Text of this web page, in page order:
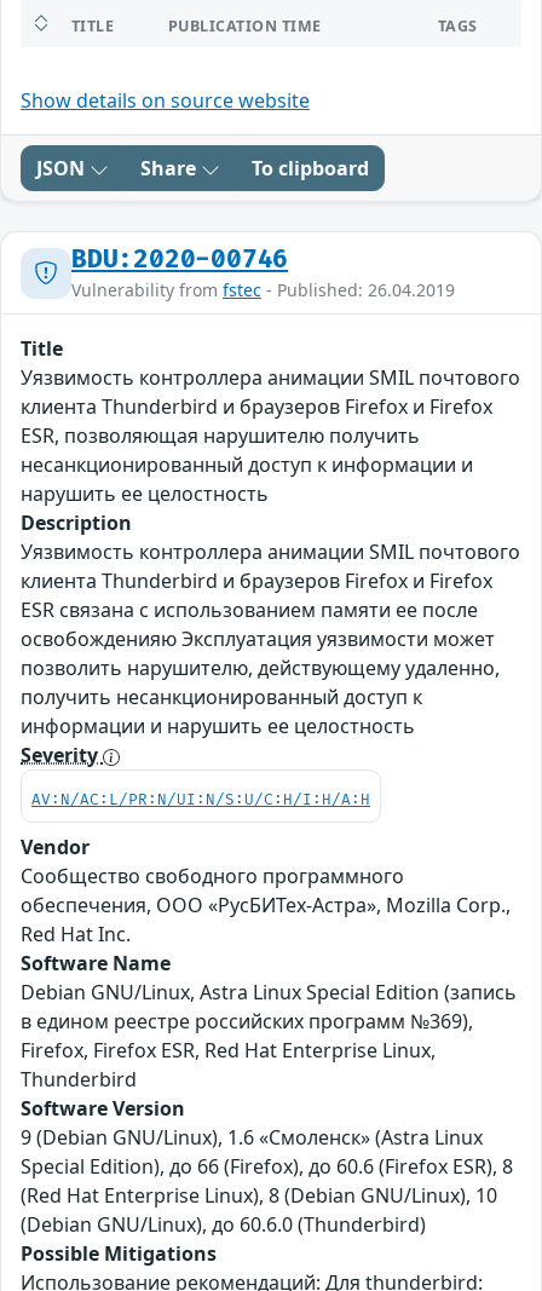
TITLE PUBLICATION TIME TAGS
Show details on source website
JSON Share To clipboard
BDU:2020-00746
Vulnerability from fstec - Published: 26.04.2019
Title
Уязвимость контроллера анимации SMIL почтового
клиента Thunderbird и браузеров Firefox и Firefox
ESR, позволяющая нарушителю получить
несанкционированный доступ к информации и
нарушить ее целостность
Description
Уязвимость контроллера анимации SMIL почтового
клиента Thunderbird и браузеров Firefox и Firefox
ESR связана с использованием памяти ее после
освобожденияю Эксплуатация уязвимости может
позволить нарушителю, действующему удаленно,
получить несанкционированный доступ к
информации и нарушить ее целостность
Severity
AV:N/AC:L/PR:N/UI:N/S:U/C:H/I:H/A:H
Vendor
Сообщество свободного программного
обеспечения, ООО «РусБИТех-Астра», Mozilla Corp.,
Red Hat Inc.
Software Name
Debian GNU/Linux, Astra Linux Special Edition (запись
в едином реестре российских программ №369),
Firefox, Firefox ESR, Red Hat Enterprise Linux,
Thunderbird
Software Version
9 (Debian GNU/Linux), 1.6 «Смоленск» (Astra Linux
Special Edition), до 66 (Firefox), до 60.6 (Firefox ESR), 8
(Red Hat Enterprise Linux), 8 (Debian GNU/Linux), 10
(Debian GNU/Linux), до 60.6.0 (Thunderbird)
Possible Mitigations
Использование рекомендаций: Для thunderbird: